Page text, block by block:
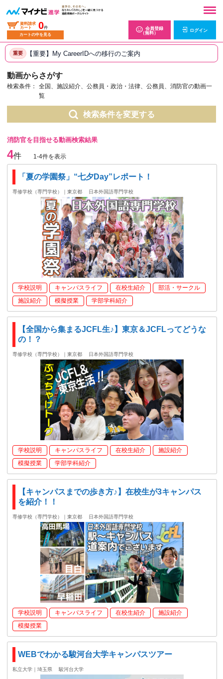
資料請求
カート
0件
カートの中を見る
会員登録
（無料）
ログイン
重要 【重要】My CareerIDへの移行のご案内
動画からさがす
検索条件：
全国、施設紹介、公務員・政治・法律、公務員、消防官の動画一
覧
検索条件を変更する
消防官を目指せる動画検索結果
4件 1-4件を表示
「夏の学園祭」“七夕Day”レポート！
専修学校（専門学校）｜東京都 日本外国語専門学校
学校説明 キャンパスライフ 在校生紹介
部活・サークル
施設紹介
模擬授業 学部学科紹介
【全国から集まるJCFL生♪】東京＆JCFLってどうな
の！？
専修学校（専門学校）｜東京都 日本外国語専門学校
学校説明 キャンパスライフ 在校生紹介
施設紹介
模擬授業
学部学科紹介
【キャンパスまでの歩き方♪】在校生が3キャンパス
を紹介！！
専修学校（専門学校）｜東京都 日本外国語専門学校
学校説明 キャンパスライフ 在校生紹介
施設紹介
模擬授業
WEBでわかる駿河台大学キャンパスツアー
私立大学｜埼玉県 駿河台大学